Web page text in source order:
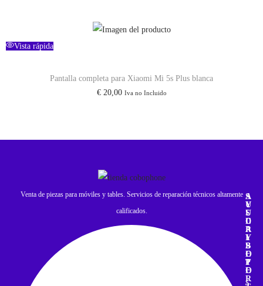
Vista rápida
Pantalla completa para Xiaomi Mi 5s Plus blanca
€20,00 Iva no Incluido
Venta de piezas para móviles y tables. Servicios de reparación técnicos altamente
calificados.
A
Y
U
D
A
Y
S
O
P
O
R
S
U
S
C
R
I
B
E
T
E
S